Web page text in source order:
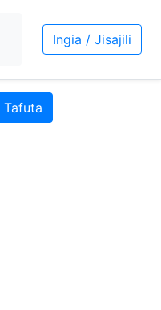
Ingia / Jisajili
Tafuta